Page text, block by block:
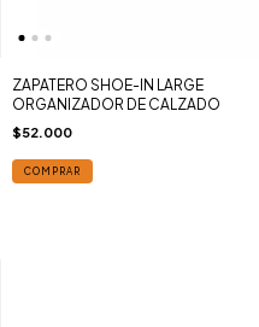
ZAPATERO SHOE-IN LARGE
ORGANIZADOR DE CALZADO
$52.000
COMPRAR